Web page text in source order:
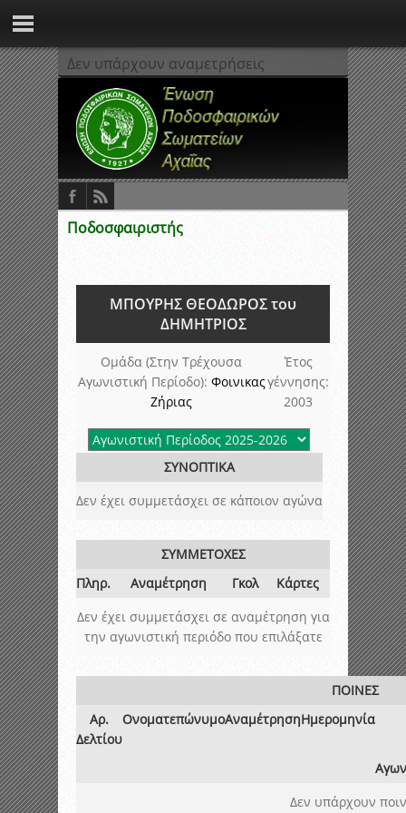
Δεν υπάρχουν αναμετρήσεις
Ποδοσφαιριστής
ΜΠΟΥΡΗΣ ΘΕΟΔΩΡΟΣ του
ΔΗΜΗΤΡΙΟΣ
Ομάδα (Στην Τρέχουσα
Αγωνιστική Περίοδο): Φοινικας
Ζήριας
Έτος
γέννησης:
2003
ΣΥΝΟΠΤΙΚΑ
Δεν έχει συμμετάσχει σε κάποιον αγώνα
ΣΥΜΜΕΤΟΧΕΣ
Πληρ.
Αναμέτρηση Γκολ
Κάρτες
Δεν έχει συμμετάσχει σε αναμέτρηση για
την αγωνιστική περιόδο που επιλάξατε
ΠΟΙΝΕΣ
Αρ.
Δελτίου
ΟνοματεπώνυμοΑναμέτρησηΗμερομηνία
Δεν υπάρχουν